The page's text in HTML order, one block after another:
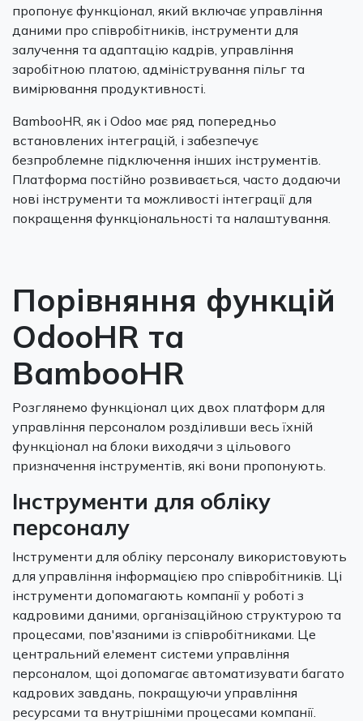
пропонує функціонал, який включає управління
даними про співробітників, інструменти для
залучення та адаптацію кадрів, управління
заробітною платою, адміністрування пільг та
вимірювання продуктивності.
BambooHR, як і Odoo має ряд попередньо
встановлених інтеграцій, і забезпечує
безпроблемне підключення інших інструментів.
Платформа постійно розвивається, часто додаючи
нові інструменти та можливості інтеграції для
покращення функціональності та налаштування.
Порівняння функцій
OdooHR та
BambooHR
Розглянемо функціонал цих двох платформ для
управління персоналом розділивши весь їхній
функціонал на блоки виходячи з цільового
призначення інструментів, які вони пропонують.
Інструменти для обліку
персоналу
Інструменти для обліку персоналу використовують
для управління інформацією про співробітників. Ці
інструменти допомагають компанії у роботі з
кадровими даними, організаційною структурою та
процесами, пов'язаними із співробітниками. Це
центральний елемент системи управління
персоналом, щоі допомагає автоматизувати багато
кадрових завдань, покращуючи управління
ресурсами та внутрішніми процесами компанії.